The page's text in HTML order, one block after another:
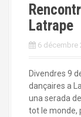
Latrape
6 décembre
Divendres 9
dançaires a
una serada
tot le monde,